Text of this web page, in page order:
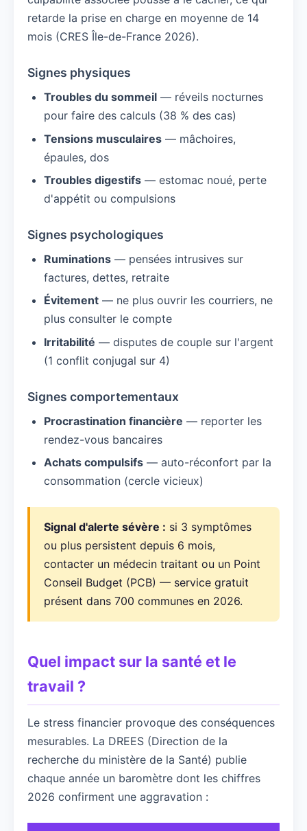
retarde la prise en charge en moyenne de 14
mois (CRES Île-de-France 2026).
Signes physiques
Troubles du sommeil — réveils nocturnes
pour faire des calculs (38 % des cas)
Tensions musculaires — mâchoires,
épaules, dos
Troubles digestifs — estomac noué, perte
d'appétit ou compulsions
Signes psychologiques
Ruminations — pensées intrusives sur
factures, dettes, retraite
Évitement — ne plus ouvrir les courriers, ne
plus consulter le compte
Irritabilité — disputes de couple sur l'argent
(1 conflit conjugal sur 4)
Signes comportementaux
Procrastination financière — reporter les
rendez-vous bancaires
Achats compulsifs — auto-réconfort par la
consommation (cercle vicieux)
Signal d'alerte sévère : si 3 symptômes
ou plus persistent depuis 6 mois,
contacter un médecin traitant ou un Point
Conseil Budget (PCB) — service gratuit
présent dans 700 communes en 2026.
Quel impact sur la santé et le
travail ?
Le stress financier provoque des conséquences
mesurables. La DREES (Direction de la
recherche du ministère de la Santé) publie
chaque année un baromètre dont les chiffres
2026 confirment une aggravation :